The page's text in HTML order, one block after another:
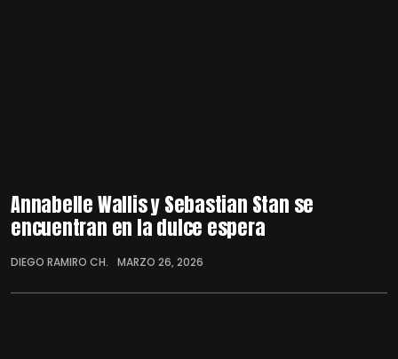
Annabelle Wallis y Sebastian Stan se
encuentran en la dulce espera
DIEGO RAMIRO CH. MARZO 26, 2026